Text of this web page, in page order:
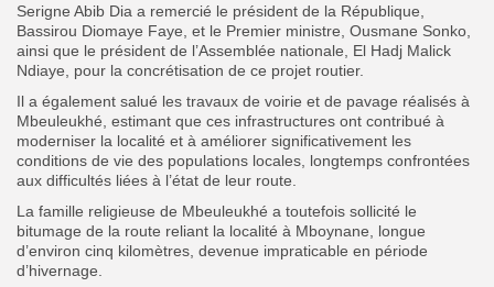
Serigne Abib Dia a remercié le président de la République,
Bassirou Diomaye Faye, et le Premier ministre, Ousmane Sonko,
ainsi que le président de l’Assemblée nationale, El Hadj Malick
Ndiaye, pour la concrétisation de ce projet routier.
Il a également salué les travaux de voirie et de pavage réalisés à
Mbeuleukhé, estimant que ces infrastructures ont contribué à
moderniser la localité et à améliorer significativement les
conditions de vie des populations locales, longtemps confrontées
aux difficultés liées à l’état de leur route.
La famille religieuse de Mbeuleukhé a toutefois sollicité le
bitumage de la route reliant la localité à Mboynane, longue
d’environ cinq kilomètres, devenue impraticable en période
d’hivernage.